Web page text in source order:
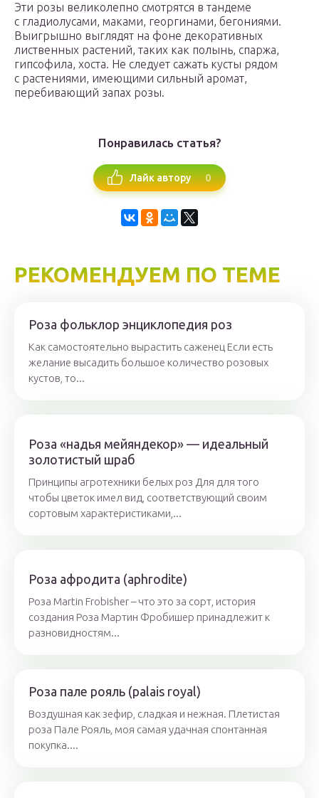
Эти розы великолепно смотрятся в тандеме
с гладиолусами, маками, георгинами, бегониями.
Выигрышно выглядят на фоне декоративных
лиственных растений, таких как полынь, спаржа,
гипсофила, хоста. Не следует сажать кусты рядом
с растениями, имеющими сильный аромат,
перебивающий запах розы.
Понравилась статья?
Лайк автору 0
РЕКОМЕНДУЕМ ПО ТЕМЕ
Роза фольклор энциклопедия роз
Как самостоятельно вырастить саженец Если есть
желание высадить большое количество розовых
кустов, то...
Роза «надья мейяндекор» — идеальный
золотистый шраб
Принципы агротехники белых роз Для для того
чтобы цветок имел вид, соответствующий своим
сортовым характеристиками,...
Роза афродита (aphrodite)
Роза Martin Frobisher – что это за сорт, история
создания Роза Мартин Фробишер принадлежит к
разновидностям...
Роза пале рояль (palais royal)
Воздушная как зефир, сладкая и нежная. Плетистая
роза Пале Рояль, моя самая удачная спонтанная
покупка....